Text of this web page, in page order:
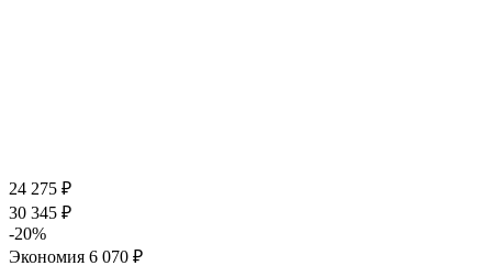
24 275 ₽
30 345 ₽
-20%
Экономия 6 070 ₽